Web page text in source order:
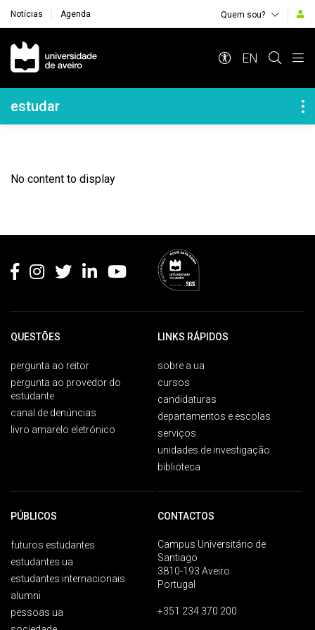
Notícias Agenda Quem sou?
Navegação Principal
EN
Navegação Lateral
estudar
No content to display
QUESTÕES
pergunta ao reitor
pergunta ao provedor do
estudante
canal de denúncias
livro amarelo eletrónico
LINKS RÁPIDOS
sobre a ua
cursos
candidaturas
departamentos e escolas
serviços
unidades de investigação
biblioteca
PÚBLICOS
futuros estudantes
estudantes ua
estudantes internacionais
alumni
pessoas ua
CONTACTOS
Campus Universitário de
Santiago
3810-193 Aveiro
Portugal
+351 234 370 200